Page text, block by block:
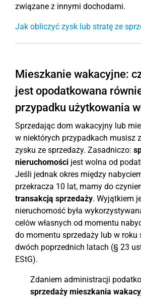
związane z innymi dochodami.
Jak obliczyć zysk lub stratę ze
Mieszkanie wakacyjne:
jest opodatkowana
przypadku użytkowania
Sprzedając dom wakacyjny lub
w niektórych przypadkach musisz
zysku ze sprzedaży. Zasadniczo:
nieruchomości jest wolna od
Jeśli jednak okres między
przekracza 10 lat, mamy do
transakcją sprzedaży. Wyjątkiem
nieruchomość była
celów własnych od momentu
do momentu sprzedaży lub w roku
dwóch poprzednich latach (§ 23
EStG).
Zdaniem administracji
sprzedaży mieszkania